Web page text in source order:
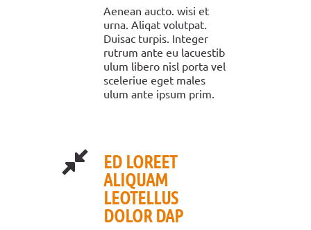
Aenean aucto. wisi et
urna. Aliqat volutpat.
Duisac turpis. Integer
rutrum ante eu lacuestib
ulum libero nisl porta vel
sceleriue eget males
ulum ante ipsum prim.
ED LOREET
ALIQUAM
LEOTELLUS
DOLOR DAP